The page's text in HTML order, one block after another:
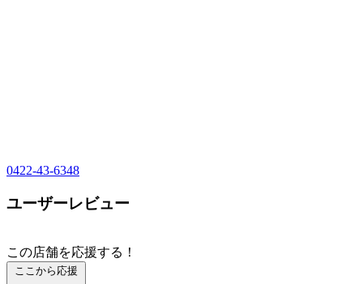
0422-43-6348
ユーザーレビュー
この店舗を応援する！
ここから応援